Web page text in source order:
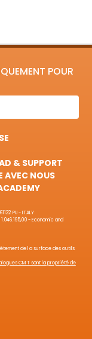
POUR
& SUPPORT
AVEC NOUS
PU - ITALY
- Economic and
de la surface des outils
CMT sont la propriété de